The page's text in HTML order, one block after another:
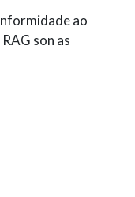
ao
son as